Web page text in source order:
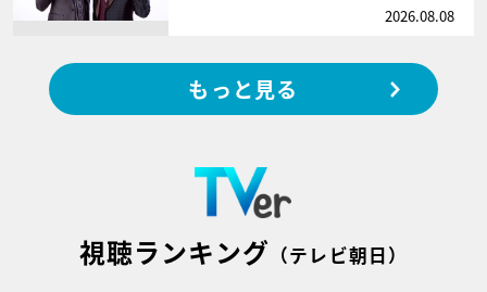
2026.08.08
もっと見る
視聴ランキング （テレビ朝日）